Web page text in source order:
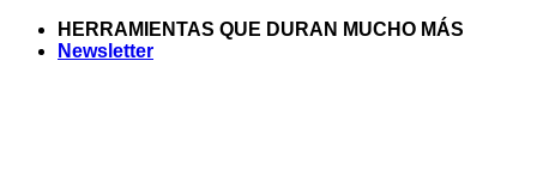
Saltar
HERRAMIENTAS QUE DURAN MUCHO MÁS
Newsletter